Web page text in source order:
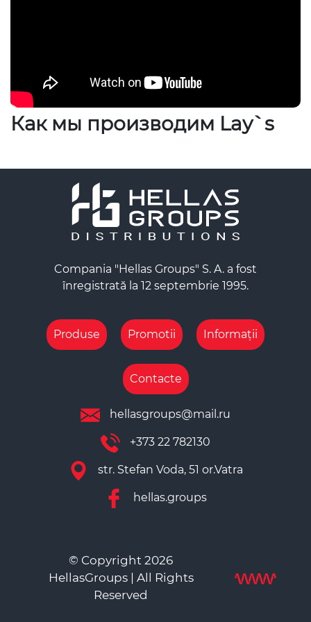
Как мы производим Lay`s
Compania "Hellas Groups" S. A. a fost
înregistrată la 12 septembrie 1995.
Produse Promotii Informații
Contacte
hellasgroups@mail.ru
+373 22 782130
str. Stefan Voda, 51 or.Vatra
hellas.groups
© Copyright 2026
HellasGroups | All Rights
Reserved